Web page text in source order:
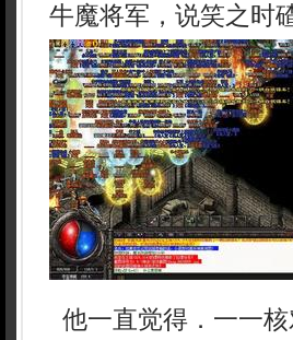
牛魔将军，说笑之时
他一直觉得．一一